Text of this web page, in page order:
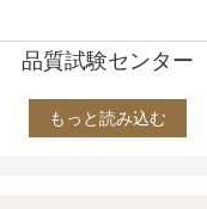
品質試験センター
もっと読み込む